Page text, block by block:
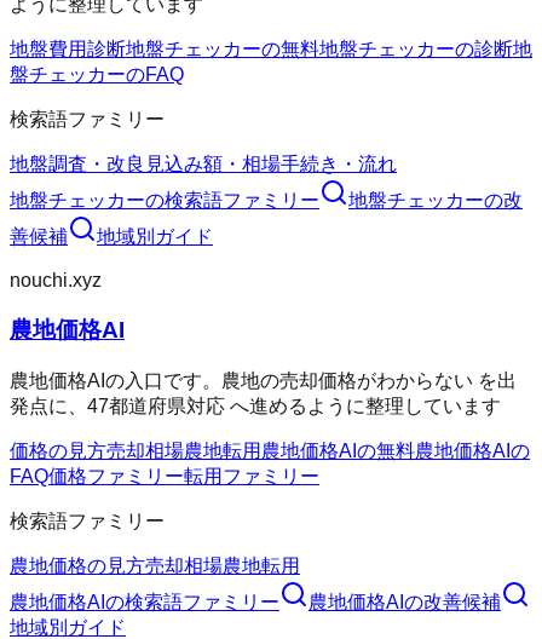
ように整理しています
地盤費用診断地盤チェッカーの無料地盤チェッカーの診断地
盤チェッカーのFAQ
検索語ファミリー
地盤調査・改良 見込み額・相場手続き・流れ
地盤チェッカーの検索語ファミリー 地盤チェッカーの改
善候補
地域別ガイド
nouchi.xyz
農地価格AI
農地価格AIの入口です。農地の売却価格がわからない を出
発点に、47都道府県対応 へ進めるように整理しています
価格の見方売却相場農地転用 農地価格AIの無料農地価格AIの
FAQ価格ファミリー転用ファミリー
検索語ファミリー
農地価格の見方売却相場農地転用
農地価格AI の検索語ファミリー 農地価格AI の改善候補
地域別ガイド